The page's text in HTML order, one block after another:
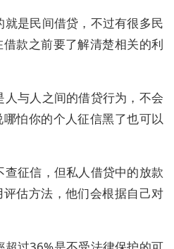
就是民间借贷，不过有很多民
款之前要了解清楚相关的利
人与人之间的借贷行为，不会
怕你的个人征信黑了也可以
查征信，但私人借贷中的放款
估方法，他们会根据自己对